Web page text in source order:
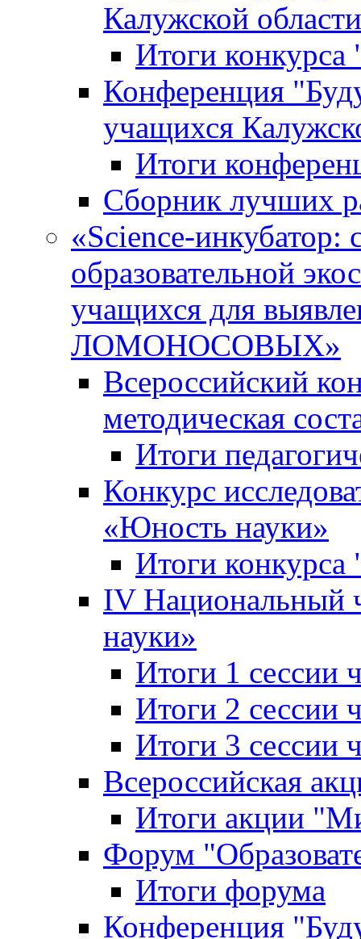
Калужской области
Итоги
Конференция
учащихся
Итоги
Сборник лучших
«Science-инкубатор:
образовательной
учащихся для
ЛОМОНОСОВЫХ»
Всероссийский
методическая
Итоги
Конкурс
«Юность науки»
Итоги
IV
науки»
Итоги 1 сессии
Итоги 2 сессии
Итоги 3 сессии
Всероссийская
Итоги акции
Форум
Итоги форума
Конференция